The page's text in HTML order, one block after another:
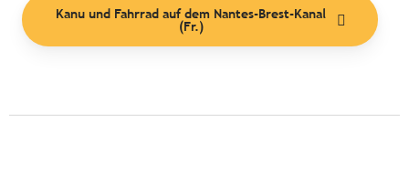
Kanu und Fahrrad auf dem Nantes-Brest-Kanal
(Fr.)